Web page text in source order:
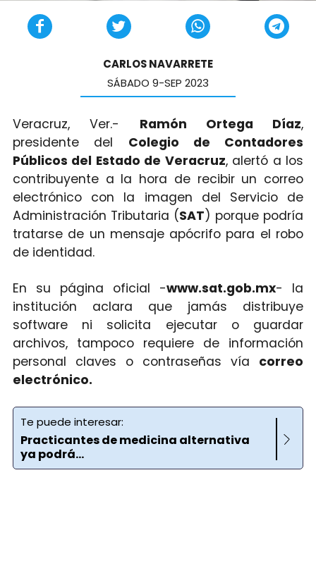
CARLOS NAVARRETE
SÁBADO 9-SEP 2023
Veracruz, Ver.- Ramón Ortega Díaz,
presidente del Colegio de Contadores
Públicos del Estado de Veracruz, alertó a los
contribuyente a la hora de recibir un correo
electrónico con la imagen del Servicio de
Administración Tributaria (SAT) porque podría
tratarse de un mensaje apócrifo para el robo
de identidad.
En su página oficial -www.sat.gob.mx- la
institución aclara que jamás distribuye
software ni solicita ejecutar o guardar
archivos, tampoco requiere de información
personal claves o contraseñas vía correo
electrónico.
Te puede interesar:
Practicantes de medicina alternativa
ya podrá...